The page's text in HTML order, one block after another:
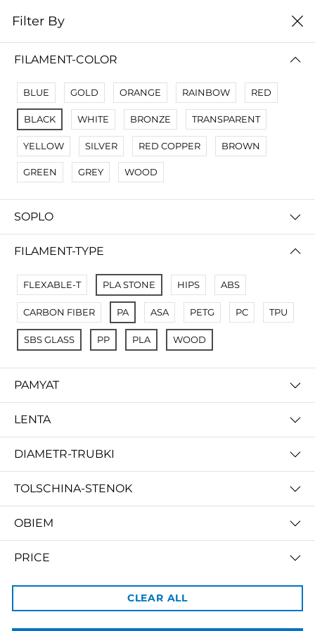
0
CREOZONE PLA - 3D пластик филамент для 3д принтера. Наивысшего качества
230 000 so'm
CREOZONE PA NEYLON - 3D пластик филамент для 3д принтера. Наивысшего качества
Filter By
FILAMENT-COLOR
BLUE GOLD ORANGE RAINBOW RED
BLACK WHITE BRONZE TRANSPARENT
YELLOW SILVER RED COPPER BROWN
GREEN GREY WOOD
SOPLO
FILAMENT-TYPE
FLEXABLE-T PLA STONE HIPS ABS
CARBON FIBER PA ASA PETG PC TPU
SBS GLASS PP PLA WOOD
PAMYAT
LENTA
DIAMETR-TRUBKI
TOLSCHINA-STENOK
OBIEM
PRICE
CLEAR ALL
Для звонков +998909955267
Электронная почта: